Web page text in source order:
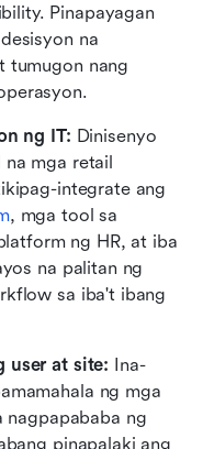
Pinapayagan
na
tumugon nang
ng IT: Dinisenyo
na mga retail
integrate ang
, mga tool sa
ng HR, at iba
na palitan ng
sa iba't ibang
user at site: Ina-
ng mga
nagpapababa ng
pinapalaki ang